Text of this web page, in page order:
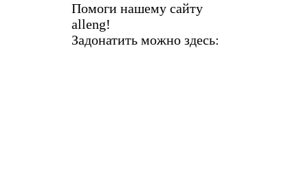
Помоги нашему сайту
alleng!
Задонатить можно здесь: